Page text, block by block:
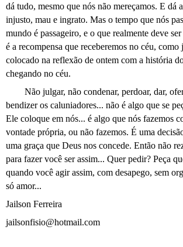
dá tudo, mesmo que nós não mereçamos. E dá
injusto, mau e ingrato. Mas o tempo que nós
mundo é passageiro, e o que realmente deve
é a recompensa que receberemos no céu,
colocado na reflexão de ontem com a história
chegando no céu.
Não julgar, não condenar, perdoar, dar,
bendizer os caluniadores... não é algo que se
Ele coloque em nós... é algo que nós fazemos
vontade própria, ou não fazemos. É uma
uma graça que Deus nos concede. Então não
para fazer você ser assim... Quer pedir? Peça
quando você agir assim, com desapego, sem
só amor...
Jailson Ferreira
jailsonfisio@hotmail.com